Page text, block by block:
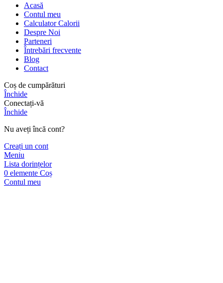
Acasă
Contul meu
Calculator Calorii
Despre Noi
Parteneri
Întrebări frecvente
Blog
Contact
Coș de cumpărături
Închide
Conectați-vă
Închide
Nu aveți încă cont?
Creați un cont
Meniu
Lista dorințelor
0 elemente Coș
Contul meu